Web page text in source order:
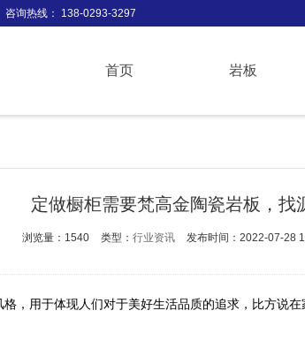
咨询热线： 138-0293-3297
首页 岩板
定做橱柜需要梵高金陶瓷岩板，找
浏览量：1540 类型： 行业资讯 发布时间：2022-07-28
，用于体现人们对于美好生活品质的追求，比方说